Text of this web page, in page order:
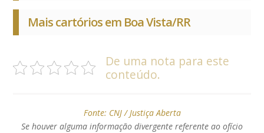
Mais cartórios em Boa Vista/RR
De uma nota para este
conteúdo.
Fonte: CNJ / Justiça Aberta
Se houver alguma informação divergente referente ao ofício